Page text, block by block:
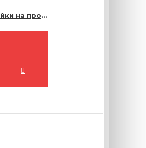
Наклейки на продукты